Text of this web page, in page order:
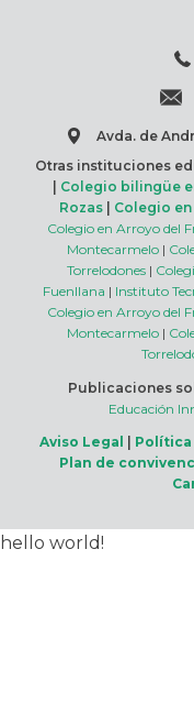
Avda. de
Otras instituciones
| Colegio bilingüe
Rozas | Colegio
Colegio en Arroyo del
Montecarmelo|
Torrelodones|
Fuenllana | Instituto
Colegio en Arroyo del
Montecarmelo|
Publicaciones
Educación
Aviso Legal | Política
Plan de
hello world!